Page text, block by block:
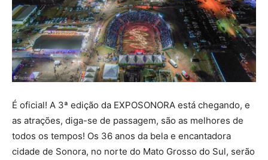
É oficial! A 3ª edição da EXPOSONORA está chegando, e
as atrações, diga-se de passagem, são as melhores de
todos os tempos! Os 36 anos da bela e encantadora
cidade de Sonora, no norte do Mato Grosso do Sul, serão